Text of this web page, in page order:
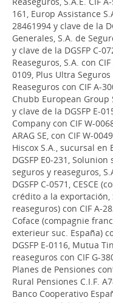
161, Europ Assistance
28461994 y clave de la
Generales, S.A. de
y clave de la DGSFP C-
Reaseguros, S.A. con
0109, Plus Ultra
Reaseguros con CIF A-
Chubb European Group
y clave de la DGSFP E-
Company con CIF W-
ARAG SE, con CIF W-
Hiscox S.A., sucursal en
DGSFP E0-231,
seguros y reaseguros,
DGSFP C-0571, CESCE
crédito a la exportación,
reaseguros) con CIF A-
Coface (compagnie
exterieur suc. España)
DGSFP E-0116, Mutua
reaseguros con CIF G-
Planes de Pensiones
Rural Pensiones C.I.F.
Banco Cooperativo